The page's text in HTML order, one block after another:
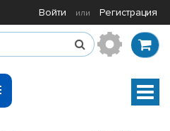
Войти или Регистрация